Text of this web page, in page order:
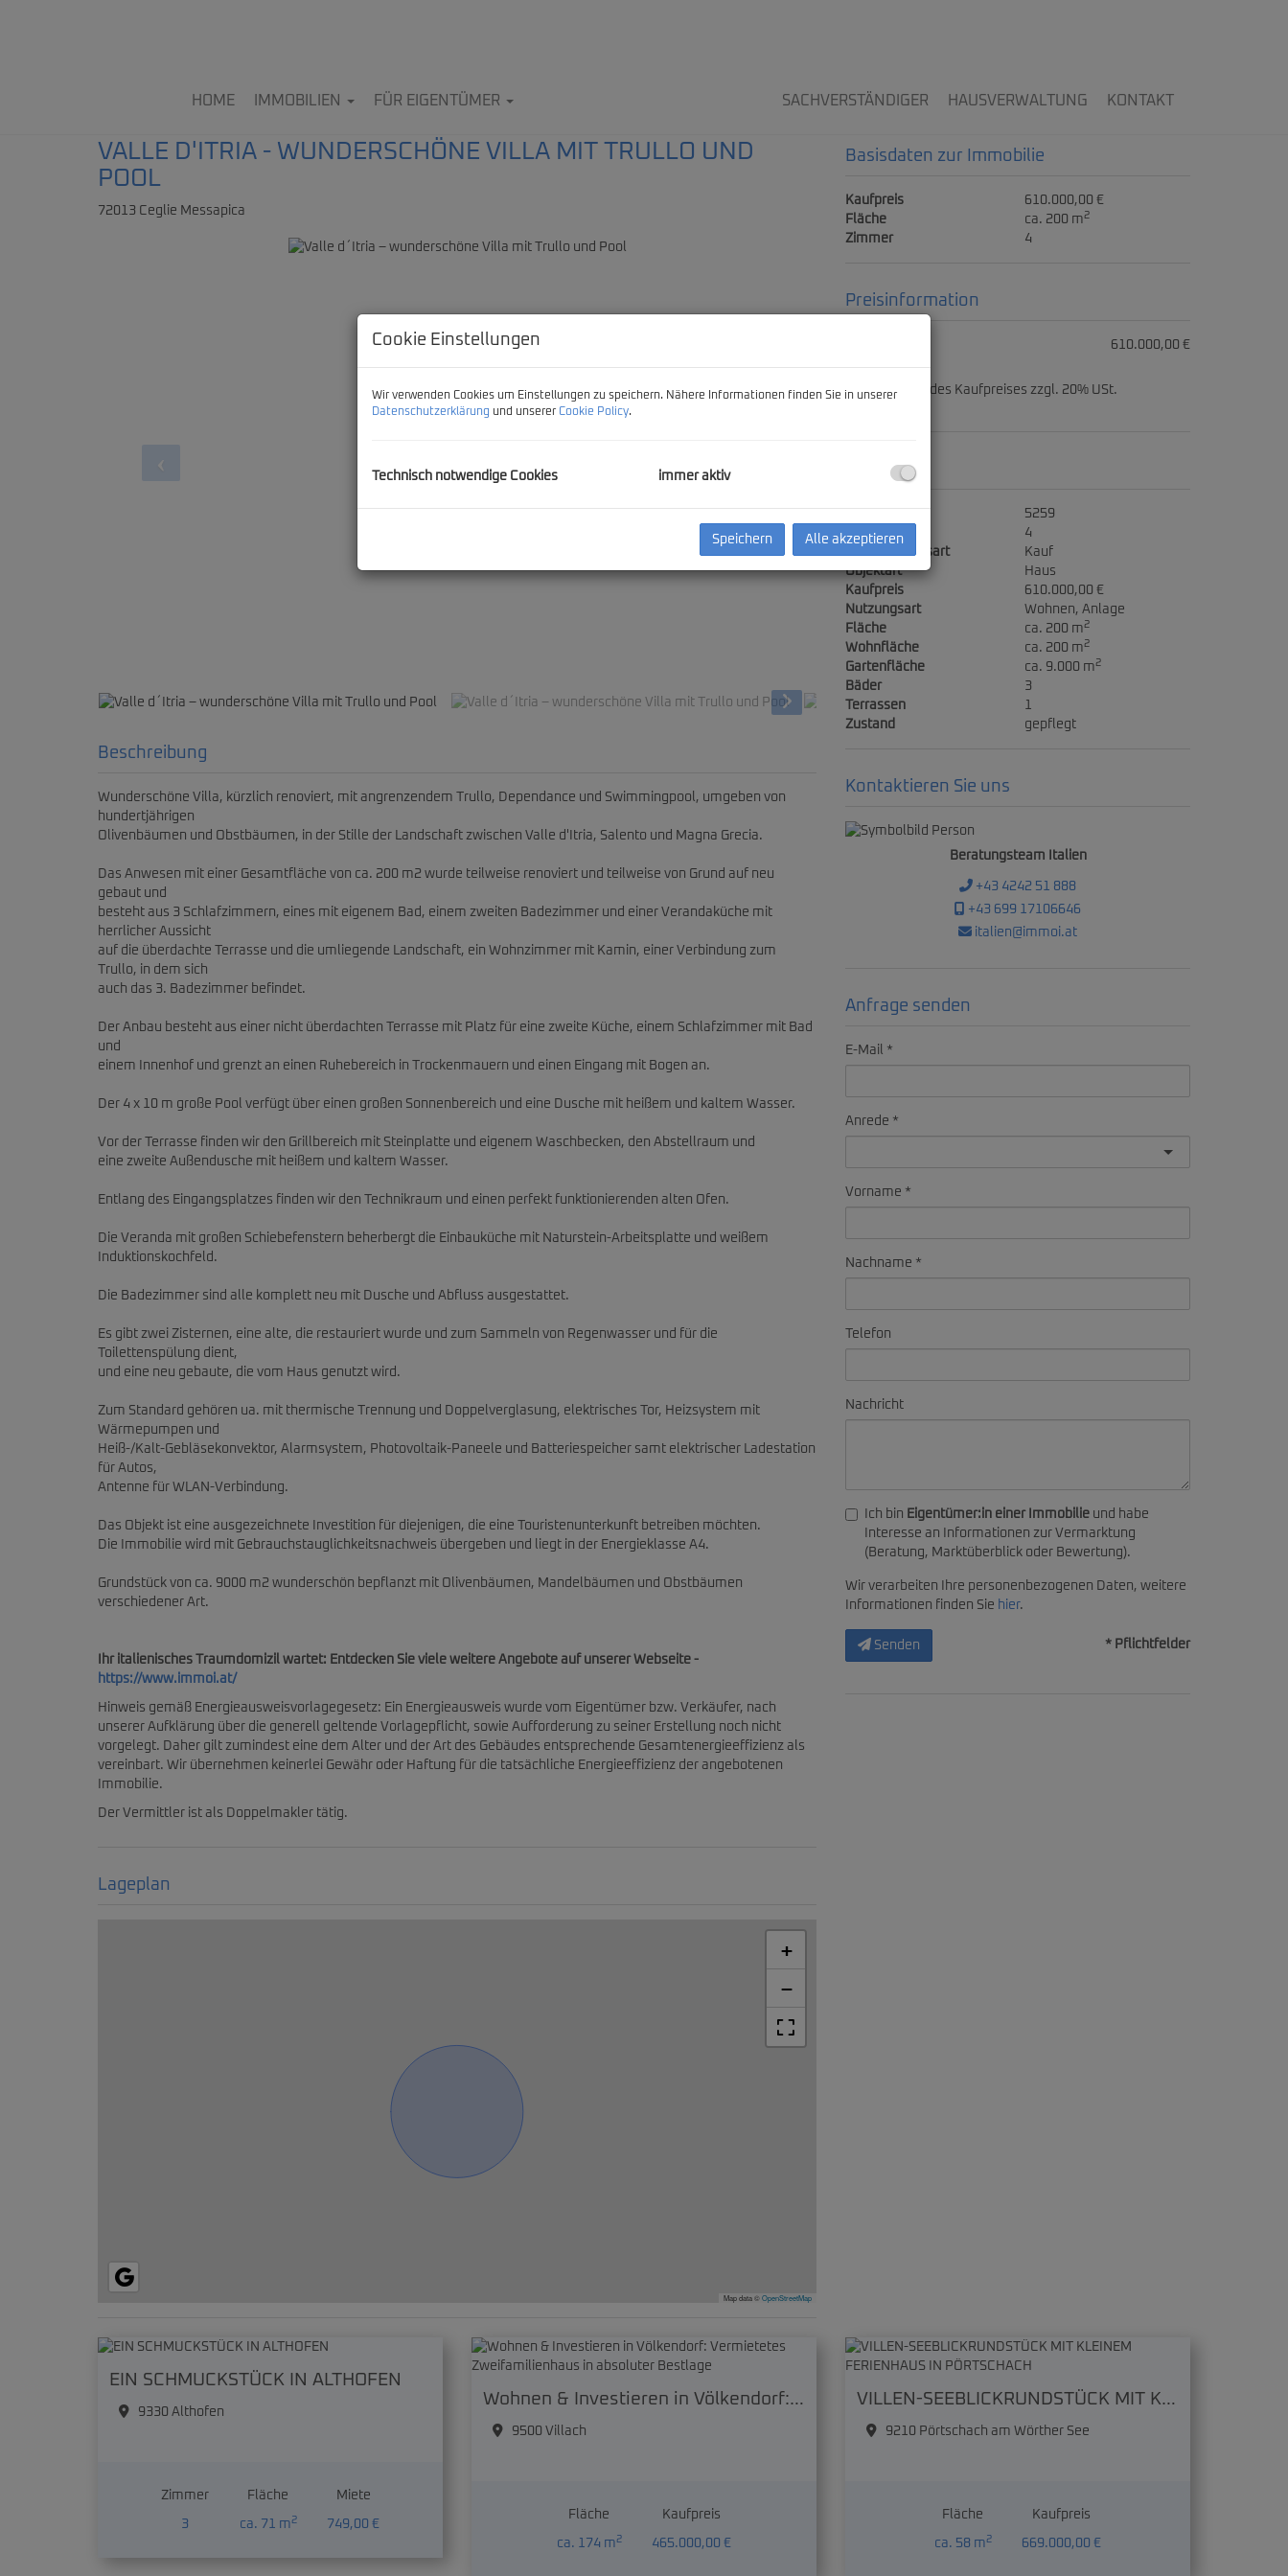
HOME IMMOBILIEN FÜR EIGENTÜMER SACHVERSTÄNDIGER HAUSVERWALTUNG KONTAKT
VALLE D'ITRIA - WUNDERSCHÖNE VILLA MIT TRULLO UND
POOL
72013 Ceglie Messapica
Beschreibung
Wunderschöne Villa, kürzlich renoviert, mit angrenzendem Trullo, Dependance und Swimmingpool, umgeben von
hundertjährigen
Olivenbäumen und Obstbäumen, in der Stille der Landschaft zwischen Valle d'Itria, Salento und Magna Grecia.
Das Anwesen mit einer Gesamtfläche von ca. 200 m2 wurde teilweise renoviert und teilweise von Grund auf neu
gebaut und
besteht aus 3 Schlafzimmern, eines mit eigenem Bad, einem zweiten Badezimmer und einer Verandaküche mit
herrlicher Aussicht
auf die überdachte Terrasse und die umliegende Landschaft, ein Wohnzimmer mit Kamin, einer Verbindung zum
Trullo, in dem sich
auch das 3. Badezimmer befindet.
Der Anbau besteht aus einer nicht überdachten Terrasse mit Platz für eine zweite Küche, einem Schlafzimmer mit Bad
und
einem Innenhof und grenzt an einen Ruhebereich in Trockenmauern und einen Eingang mit Bogen an.
Der 4 x 10 m große Pool verfügt über einen großen Sonnenbereich und eine Dusche mit heißem und kaltem Wasser.
Vor der Terrasse finden wir den Grillbereich mit Steinplatte und eigenem Waschbecken, den Abstellraum und
eine zweite Außendusche mit heißem und kaltem Wasser.
Entlang des Eingangsplatzes finden wir den Technikraum und einen perfekt funktionierenden alten Ofen.
Die Veranda mit großen Schiebefenstern beherbergt die Einbauküche mit Naturstein-Arbeitsplatte und weißem
Induktionskochfeld.
Die Badezimmer sind alle komplett neu mit Dusche und Abfluss ausgestattet.
Es gibt zwei Zisternen, eine alte, die restauriert wurde und zum Sammeln von Regenwasser und für die
Toilettenspülung dient,
und eine neu gebaute, die vom Haus genutzt wird.
Zum Standard gehören ua. mit thermische Trennung und Doppelverglasung, elektrisches Tor, Heizsystem mit
Wärmepumpen und
Heiß-/Kalt-Gebläsekonvektor, Alarmsystem, Photovoltaik-Paneele und Batteriespeicher samt elektrischer Ladestation
für Autos,
Antenne für WLAN-Verbindung.
Das Objekt ist eine ausgezeichnete Investition für diejenigen, die eine Touristenunterkunft betreiben möchten.
Die Immobilie wird mit Gebrauchstauglichkeitsnachweis übergeben und liegt in der Energieklasse A4.
Grundstück von ca. 9000 m2 wunderschön bepflanzt mit Olivenbäumen, Mandelbäumen und Obstbäumen
verschiedener Art.
Ihr italienisches Traumdomizil wartet: Entdecken Sie viele weitere Angebote auf unserer Webseite -
https://www.immoi.at/
Hinweis gemäß Energieausweisvorlagegesetz: Ein Energieausweis wurde vom Eigentümer bzw. Verkäufer, nach
unserer Aufklärung über die generell geltende Vorlagepflicht, sowie Aufforderung zu seiner Erstellung noch nicht
vorgelegt. Daher gilt zumindest eine dem Alter und der Art des Gebäudes entsprechende Gesamtenergieeffizienz als
vereinbart. Wir übernehmen keinerlei Gewähr oder Haftung für die tatsächliche Energieeffizienz der angebotenen
Immobilie.
Der Vermittler ist als Doppelmakler tätig.
Lageplan
+
−
Map data ©OpenStreetMap
Basisdaten zur Immobilie
Kaufpreis
610.000,00 €
Fläche
ca. 200 m2
Zimmer 4
Preisinformation
610.000,00 €
Provision: 3% des Kaufpreises zzgl. 20% USt.
Eckdaten
5259
Zimmer
4
Vermarktungsart
Kauf
Objektart
Haus
Kaufpreis
610.000,00 €
Nutzungsart
Wohnen Anlage
Fläche
ca. 200 m2
Wohnfläche ca. 200 m2
Gartenfläche ca. 9.000 m2
Bäder
3
Terrassen
1
Zustand
gepflegt
Kontaktieren Sie uns
Beratungsteam Italien
+43 4242 51 888
+43 699 17106646
italien@immoi.at
Anfrage senden
E-Mail
Anrede
Vorname
Nachname
Telefon
Nachricht
Ich bin Eigentümer:in einer Immobilie und habe
Interesse an Informationen zur Vermarktung
(Beratung, Marktüberblick oder Bewertung).
Wir verarbeiten Ihre personenbezogenen Daten, weitere
Informationen finden Sie hier.
Senden * Pflichtfelder
EIN SCHMUCKSTÜCK IN ALTHOFEN
9330 Althofen
Zimmer
3
Fläche
ca. 71 m2
Miete
749,00 €
Wohnen & Investieren in Völkendorf: Vermietetes Zweifamilienhaus in absoluter Bestlage
9500 Villach
Fläche
ca. 174 m2
Kaufpreis
465.000,00 €
VILLEN-SEEBLICKRUNDSTÜCK MIT KLEINEM FERIENHAUS IN PÖRTSCHACH
9210 Pörtschach am Wörther See
Fläche
ca. 58 m2
Kaufpreis
669.000,00 €
Cookie Einstellungen
Wir verwenden Cookies um Einstellungen zu speichern. Nähere Informationen finden Sie in unserer
Datenschutzerklärung und unserer Cookie Policy.
Technisch notwendige Cookies immer aktiv
Speichern Alle akzeptieren